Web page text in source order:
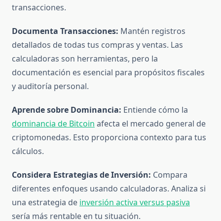
transacciones.
Documenta Transacciones: Mantén registros
detallados de todas tus compras y ventas. Las
calculadoras son herramientas, pero la
documentación es esencial para propósitos fiscales
y auditoría personal.
Aprende sobre Dominancia: Entiende cómo la
dominancia de Bitcoin afecta el mercado general de
criptomonedas. Esto proporciona contexto para tus
cálculos.
Considera Estrategias de Inversión: Compara
diferentes enfoques usando calculadoras. Analiza si
una estrategia de inversión activa versus pasiva
sería más rentable en tu situación.